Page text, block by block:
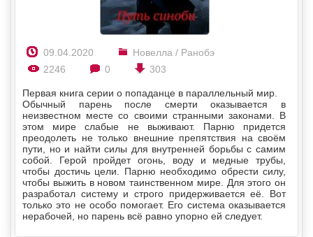
09.04.2020
Новелла / Ранобэ
2246
0 303
Первая книга серии о попаданце в параллельный мир.
Обычный парень после смерти оказывается в
неизвестном месте со своими странными законами. В
этом мире слабые не выживают. Парню придется
преодолеть не только внешние препятствия на своём
пути, но и найти силы для внутренней борьбы с самим
собой. Герой пройдет огонь, воду и медные трубы,
чтобы достичь цели. Парню необходимо обрести силу,
чтобы выжить в новом таинственном мире. Для этого он
разработал систему и строго придерживается её. Вот
только это не особо помогает. Его система оказывается
нерабочей, но парень всё равно упорно ей следует.